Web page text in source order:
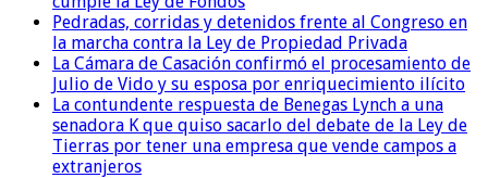
Pedradas, corridas y detenidos frente al Congreso en
la marcha contra la Ley de Propiedad Privada
La Cámara de Casación confirmó el procesamiento de
Julio de Vido y su esposa por enriquecimiento ilícito
La contundente respuesta de Benegas Lynch a una
senadora K que quiso sacarlo del debate de la Ley de
Tierras por tener una empresa que vende campos a
extranjeros